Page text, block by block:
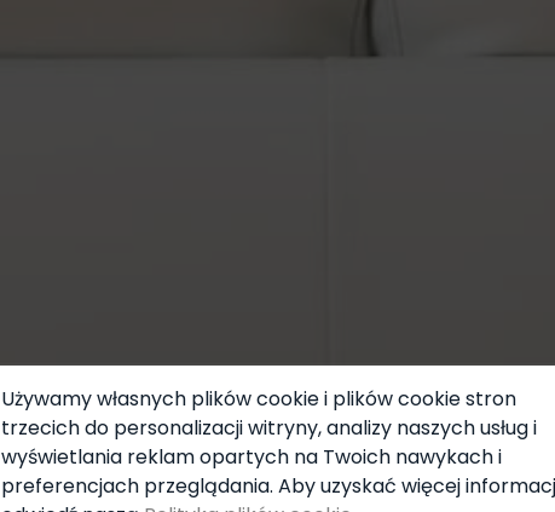
Używamy własnych plików cookie i plików cookie stron
trzecich do personalizacji witryny, analizy naszych usług i
wyświetlania reklam opartych na Twoich nawykach i
preferencjach przeglądania. Aby uzyskać więcej